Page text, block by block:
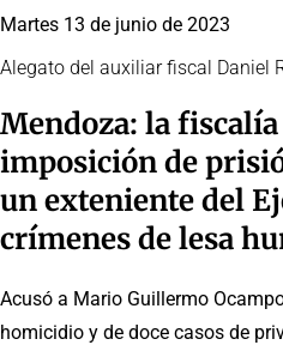
Martes 13 de junio de 2023
Alegato del auxiliar fiscal Daniel
Mendoza: la
imposición de
un exteniente del
crímenes de lesa
Acusó a Mario Guillermo
homicidio y de doce casos de